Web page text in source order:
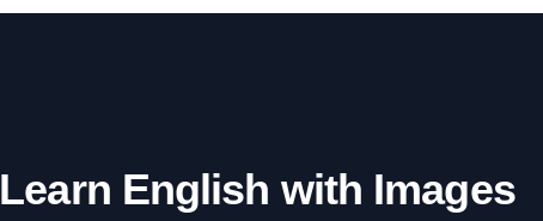
Learn English with Images